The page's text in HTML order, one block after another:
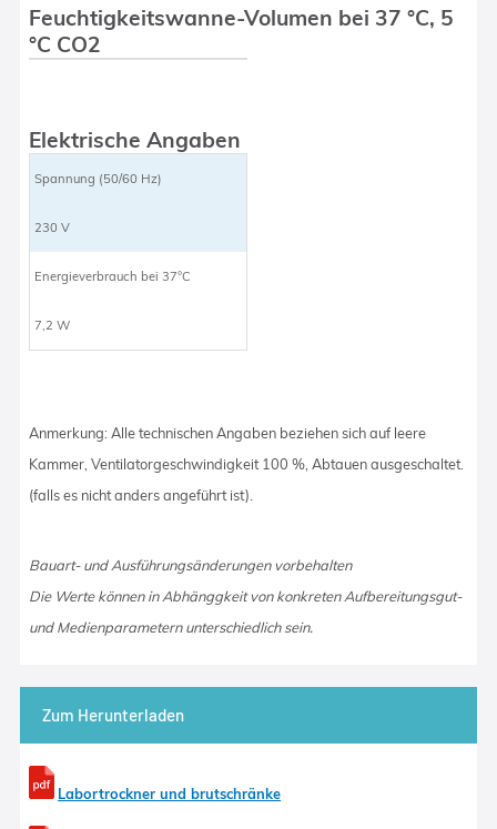
Feuchtigkeitswanne-Volumen bei 37 °C, 5
°C CO2
Elektrische Angaben
Spannung (50/60 Hz)
230 V
Energieverbrauch bei 37°C
7,2 W
Anmerkung: Alle technischen Angaben beziehen sich auf leere
Kammer, Ventilatorgeschwindigkeit 100 %, Abtauen ausgeschaltet.
(falls es nicht anders angeführt ist).
Bauart- und Ausführungsänderungen vorbehalten
Die Werte können in Abhänggkeit von konkreten Aufbereitungsgut-
und Medienparametern unterschiedlich sein.
Zum Herunterladen
Labortrockner und brutschränke